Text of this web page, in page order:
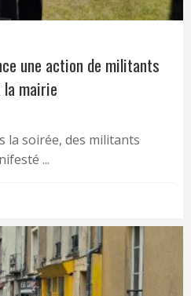
une action de militants
la mairie
la soirée, des militants
...